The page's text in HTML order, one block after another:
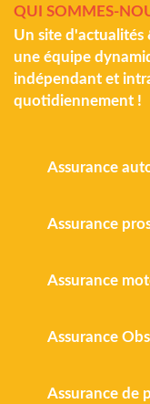
QUI SOMMES-
Un site d'actualités
une équipe
indépendant et
quotidiennement !
Assurance
Assurance
Assurance
Assurance
Assurance de